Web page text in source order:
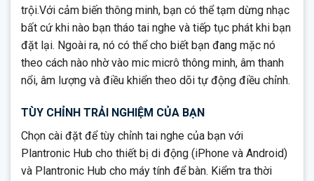
trội.Với cảm biến thông minh, bạn có thể tạm dừng nhạc
bất cứ khi nào bạn tháo tai nghe và tiếp tục phát khi bạn
đặt lại. Ngoài ra, nó có thể cho biết bạn đang mặc nó
theo cách nào nhờ vào mic micrô thông minh, âm thanh
nổi, âm lượng và điều khiển theo dõi tự động điều chỉnh.
TÙY CHỈNH TRẢI NGHIỆM CỦA BẠN
Chọn cài đặt để tùy chỉnh tai nghe của bạn với
Plantronic Hub cho thiết bị di động (iPhone và Android)
và Plantronic Hub cho máy tính để bàn. Kiểm tra thời